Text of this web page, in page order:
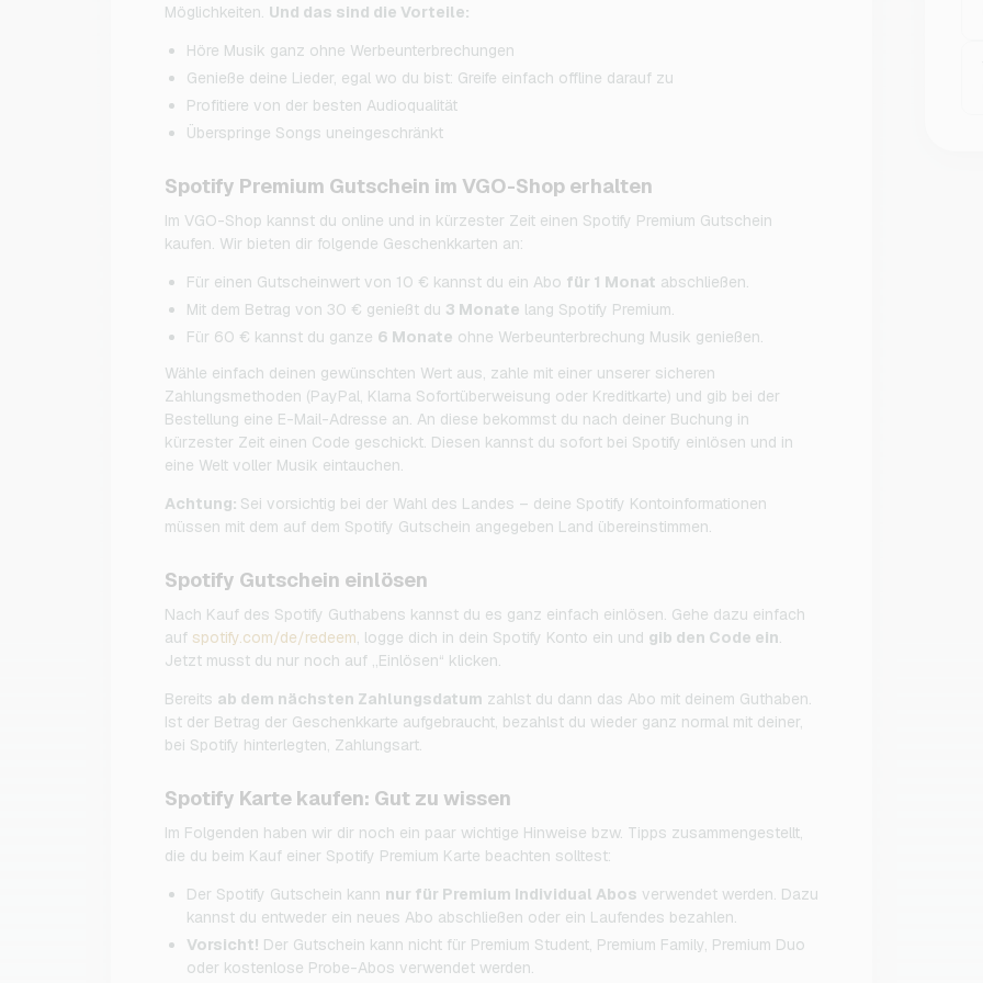
Möglichkeiten. Und das sind die Vorteile:
Höre Musik ganz ohne Werbeunterbrechungen
Genieße deine Lieder, egal wo du bist: Greife einfach offline darauf zu
Profitiere von der besten Audioqualität
Überspringe Songs uneingeschränkt
Spotify Premium Gutschein im VGO-Shop erhalten
Im VGO-Shop kannst du online und in kürzester Zeit einen Spotify Premium Gutschein
kaufen. Wir bieten dir folgende Geschenkkarten an:
Für einen Gutscheinwert von 10 € kannst du ein Abo für 1 Monat abschließen.
Mit dem Betrag von 30 € genießt du 3 Monate lang Spotify Premium.
Für 60 € kannst du ganze 6 Monate ohne Werbeunterbrechung Musik genießen.
Wähle einfach deinen gewünschten Wert aus, zahle mit einer unserer sicheren
Zahlungsmethoden (PayPal, Klarna Sofortüberweisung oder Kreditkarte) und gib bei der
Bestellung eine E-Mail-Adresse an. An diese bekommst du nach deiner Buchung in
kürzester Zeit einen Code geschickt. Diesen kannst du sofort bei Spotify einlösen und in
eine Welt voller Musik eintauchen.
Achtung: Sei vorsichtig bei der Wahl des Landes – deine Spotify Kontoinformationen
müssen mit dem auf dem Spotify Gutschein angegeben Land übereinstimmen.
Spotify Gutschein einlösen
Nach Kauf des Spotify Guthabens kannst du es ganz einfach einlösen. Gehe dazu einfach
auf spotify.com/de/redeem, logge dich in dein Spotify Konto ein und gib den Code ein.
Jetzt musst du nur noch auf „Einlösen“ klicken.
Bereits ab dem nächsten Zahlungsdatum zahlst du dann das Abo mit deinem Guthaben.
Ist der Betrag der Geschenkkarte aufgebraucht, bezahlst du wieder ganz normal mit deiner,
bei Spotify hinterlegten, Zahlungsart.
Spotify Karte kaufen: Gut zu wissen
Im Folgenden haben wir dir noch ein paar wichtige Hinweise bzw. Tipps zusammengestellt,
die du beim Kauf einer Spotify Premium Karte beachten solltest:
Der Spotify Gutschein kann nur für Premium Individual Abos verwendet werden. Dazu
kannst du entweder ein neues Abo abschließen oder ein Laufendes bezahlen.
Vorsicht! Der Gutschein kann nicht für Premium Student, Premium Family, Premium Duo
oder kostenlose Probe-Abos verwendet werden.